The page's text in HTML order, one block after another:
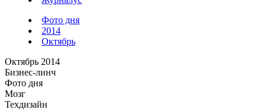
Фото дня
2014
Октябрь
Октябрь 2014
Бизнес-линч
Фото дня
Мозг
Техдизайн